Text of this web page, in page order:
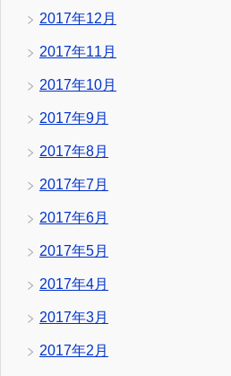
2017年12月
2017年11月
2017年10月
2017年9月
2017年8月
2017年7月
2017年6月
2017年5月
2017年4月
2017年3月
2017年2月